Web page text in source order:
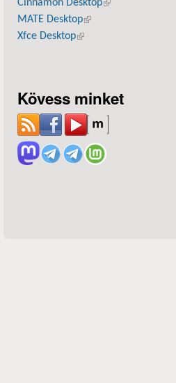
Cinnamon Desktop(külső hivatkozás)
MATE Desktop(külső hivatkozás)
Xfce Desktop(külső hivatkozás)
Kövess minket